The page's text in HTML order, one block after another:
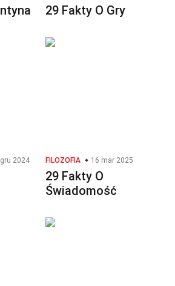
29 Fakty O Gry
2024 FILOZOFIA 16 mar 2025
29 Fakty O
Świadomość